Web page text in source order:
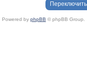
Powered by phpBB © phpBB Group.